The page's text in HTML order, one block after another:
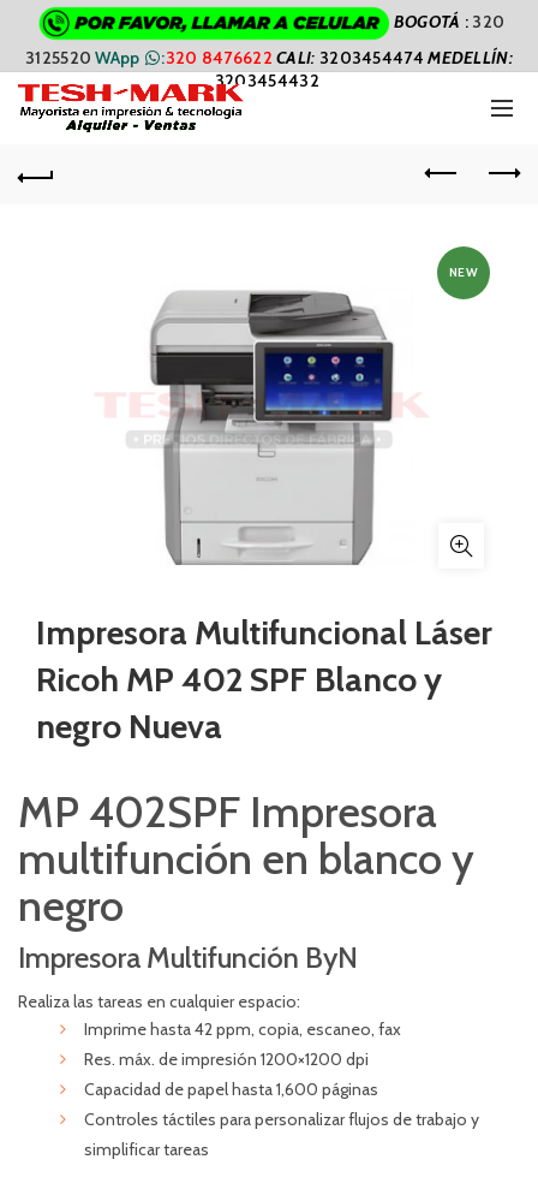
BOGOTÁ : 320
3125520WApp :320 8476622 CALI: 3203454474MEDELLÍN:
3203454432
NEW
Impresora Multifuncional Láser
Ricoh MP 402 SPF Blanco y
negro Nueva
MP 402SPF Impresora
multifunción en blanco y
negro
Impresora Multifunción ByN
Realiza las tareas en cualquier espacio:
Imprime hasta 42 ppm, copia, escaneo, fax
Res. máx. de impresión 1200×1200 dpi
Capacidad de papel hasta 1,600 páginas
Controles táctiles para personalizar flujos de trabajo y
simplificar tareas